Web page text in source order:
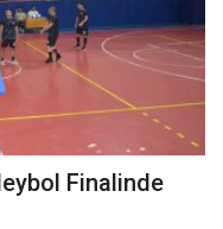
Finalinde